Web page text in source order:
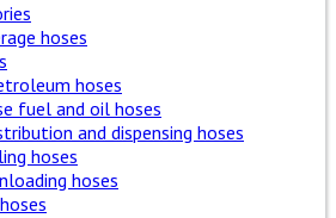
hoses
hoses
fuel and oil hoses
and dispensing hoses
hoses
hoses